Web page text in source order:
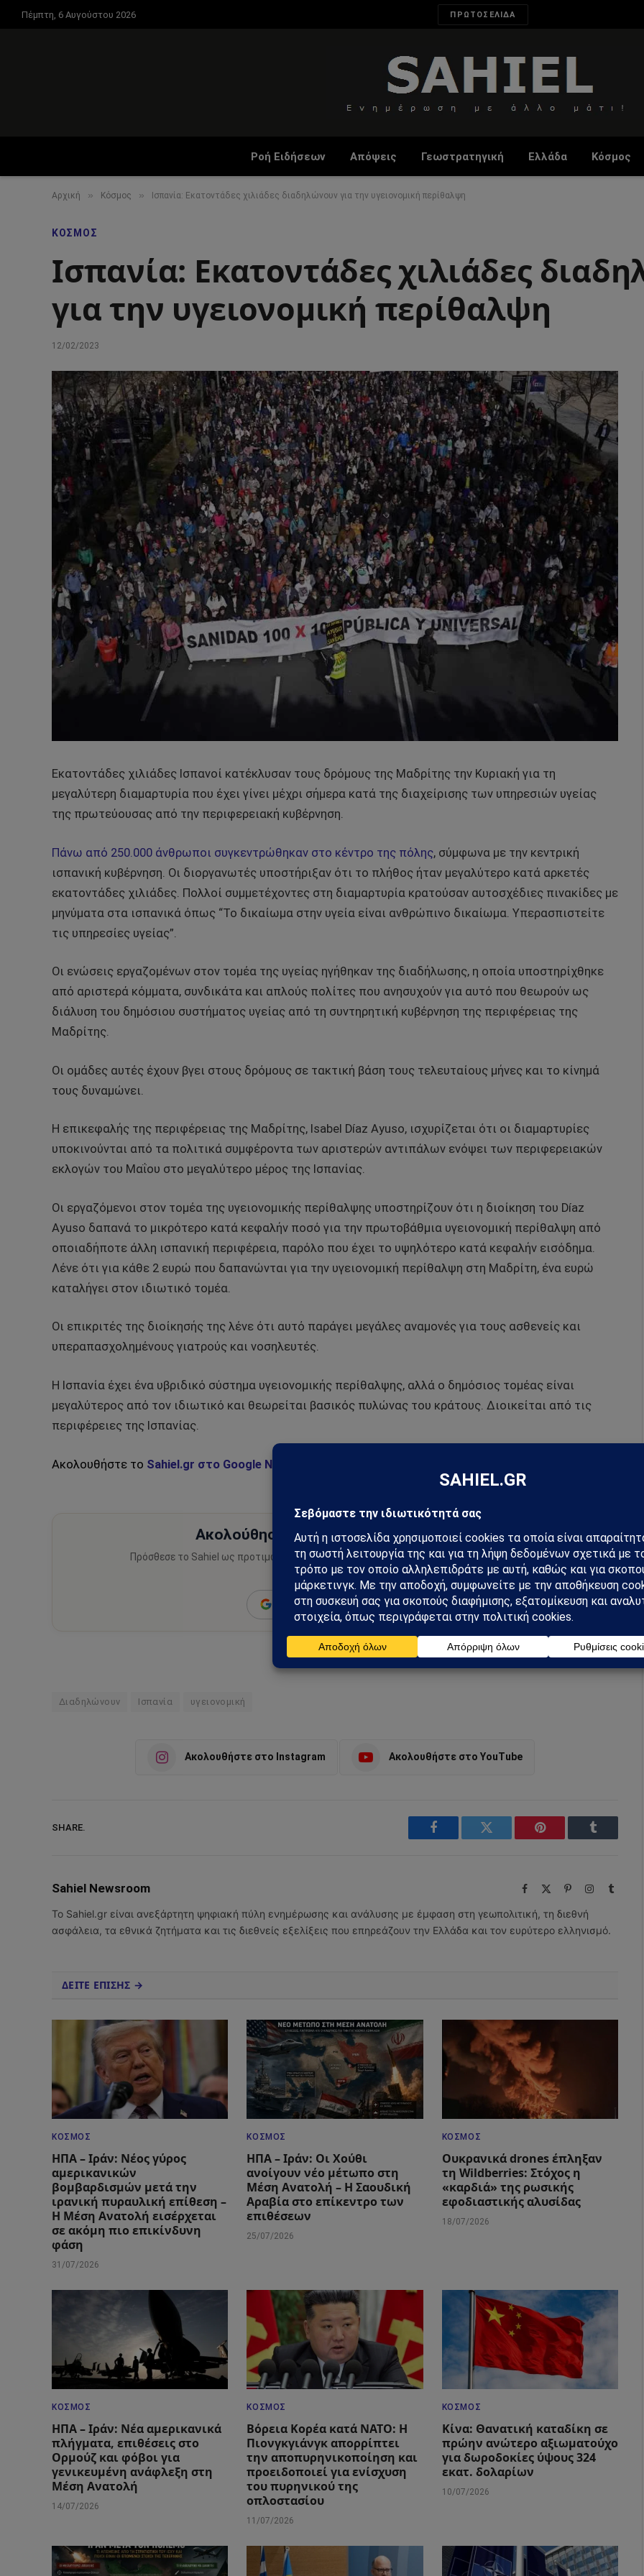
Πέμπτη, 6 Αυγούστου 2026 ΠΡΩΤΟΣΕΛΙΔΑ
Ροή Ειδήσεων Απόψεις Γεωστρατηγική Ελλάδα Κόσμος
Αρχική » Κόσμος » Ισπανία: Εκατοντάδες χιλιάδες διαδηλώνουν για την υγειονομική περίθαλψη
ΚΌΣΜΟΣ
Ισπανία: Εκατοντάδες χιλιάδες
για την υγειονομική περίθαλψη
12/02/2023
Εκατοντάδες χιλιάδες Ισπανοί κατέκλυσαν τους δρόμους της Μαδρίτης την Κυριακή για τη
μεγαλύτερη διαμαρτυρία που έχει γίνει μέχρι σήμερα κατά της διαχείρισης των υπηρεσιών υγείας
της πρωτεύουσας από την περιφερειακή κυβέρνηση.
Πάνω από 250.000 άνθρωποι συγκεντρώθηκαν στο κέντρο της πόλης, σύμφωνα με την κεντρική
ισπανική κυβέρνηση. Οι διοργανωτές υποστήριξαν ότι το πλήθος ήταν μεγαλύτερο κατά αρκετές
εκατοντάδες χιλιάδες. Πολλοί συμμετέχοντες στη διαμαρτυρία κρατούσαν αυτοσχέδιες πινακίδες με
μηνύματα στα ισπανικά όπως “Το δικαίωμα στην υγεία είναι ανθρώπινο δικαίωμα. Υπερασπιστείτε
τις υπηρεσίες υγείας”.
Οι ενώσεις εργαζομένων στον τομέα της υγείας ηγήθηκαν της διαδήλωσης, η οποία υποστηρίχθηκε
από αριστερά κόμματα, συνδικάτα και απλούς πολίτες που ανησυχούν για αυτό που θεωρούν ως
διάλυση του δημόσιου συστήματος υγείας από τη συντηρητική κυβέρνηση της περιφέρειας της
Μαδρίτης.
Οι ομάδες αυτές έχουν βγει στους δρόμους σε τακτική βάση τους τελευταίους μήνες και το κίνημά
τους δυναμώνει.
Η επικεφαλής της περιφέρειας της Μαδρίτης, Isabel Díaz Ayuso, ισχυρίζεται ότι οι διαμαρτυρίες
υποκινούνται από τα πολιτικά συμφέροντα των αριστερών αντιπάλων ενόψει των περιφερειακών
εκλογών του Μαΐου στο μεγαλύτερο μέρος της Ισπανίας.
Οι εργαζόμενοι στον τομέα της υγειονομικής περίθαλψης υποστηρίζουν ότι η διοίκηση του Díaz
Ayuso δαπανά το μικρότερο κατά κεφαλήν ποσό για την πρωτοβάθμια υγειονομική περίθαλψη από
οποιαδήποτε άλλη ισπανική περιφέρεια, παρόλο που έχει το υψηλότερο κατά κεφαλήν εισόδημα.
Λένε ότι για κάθε 2 ευρώ που δαπανώνται για την υγειονομική περίθαλψη στη Μαδρίτη, ένα ευρώ
καταλήγει στον ιδιωτικό τομέα.
Οι επικριτές της διοίκησής της λένε ότι αυτό παράγει μεγάλες αναμονές για τους ασθενείς και
υπεραπασχολημένους γιατρούς και νοσηλευτές.
Η Ισπανία έχει ένα υβριδικό σύστημα υγειονομικής περίθαλψης, αλλά ο δημόσιος τομέας είναι
μεγαλύτερος από τον ιδιωτικό και θεωρείται βασικός πυλώνας του κράτους. Διοικείται από τις
περιφέρειες της Ισπανίας.
Ακολουθήστε το Sahiel.gr στο Google News
Ακολούθησε το Sahiel στο Google News
Πρόσθεσε το Sahiel ως προτιμώμενη πηγή για να λαμβάνεις πρώτος τις σημαντικότερες
ειδήσεις και αναλύσεις.
Add as a preferred source
Διαδηλώνουν Ισπανία υγειονομική
Ακολουθήστε στο Instagram Ακολουθήστε στο YouTube
SHARE.
Facebook Twitter Pinterest Tumblr
Sahiel Newsroom Facebook PinterestInstagramTumblr
Το Sahiel.gr είναι ανεξάρτητη ψηφιακή πύλη ενημέρωσης και ανάλυσης με έμφαση στη γεωπολιτική, τη διεθνή
ασφάλεια, τα εθνικά ζητήματα και τις διεθνείς εξελίξεις που επηρεάζουν την Ελλάδα και τον ευρύτερο ελληνισμό.
ΔΕΙΤΕ ΕΠΙΣΗΣ →
ΚΌΣΜΟΣ
ΗΠΑ – Ιράν: Νέος γύρος
αμερικανικών
βομβαρδισμών μετά την
ιρανική πυραυλική επίθεση –
Η Μέση Ανατολή εισέρχεται
σε ακόμη πιο επικίνδυνη
φάση
31/07/2026
ΚΌΣΜΟΣ
ΗΠΑ – Ιράν: Οι Χούθι
ανοίγουν νέο μέτωπο στη
Μέση Ανατολή – Η Σαουδική
Αραβία στο επίκεντρο των
επιθέσεων
25/07/2026
ΚΌΣΜΟΣ
Ουκρανικά drones έπληξαν
τη Wildberries: Στόχος η
«καρδιά» της ρωσικής
εφοδιαστικής αλυσίδας
18/07/2026
ΚΌΣΜΟΣ
ΗΠΑ – Ιράν: Νέα αμερικανικά
πλήγματα, επιθέσεις στο
Ορμούζ και φόβοι για
γενικευμένη ανάφλεξη στη
Μέση Ανατολή
14/07/2026
ΚΌΣΜΟΣ
Βόρεια Κορέα κατά ΝΑΤΟ: Η
Πιονγκγιάνγκ απορρίπτει
την αποπυρηνικοποίηση και
προειδοποιεί για ενίσχυση
του πυρηνικού της
οπλοστασίου
11/07/2026
ΚΌΣΜΟΣ
Κίνα: Θανατική καταδίκη σε
πρώην ανώτερο αξιωματούχο
για δωροδοκίες ύψους 324
εκατ. δολαρίων
10/07/2026